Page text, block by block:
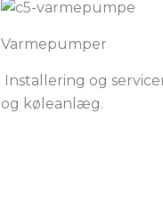
Varmepumper
Installering og
og køleanlæg.